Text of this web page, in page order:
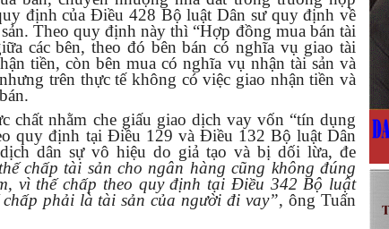
định của Điều 428 Bộ luật Dân sư quy định về
Theo quy định này thì “Hợp đồng mua bán tài
các bên, theo đó bên bán có nghĩa vụ giao tài
tiền, còn bên mua có nghĩa vụ nhận tài sản và
trên thực tế không có việc giao nhận tiền và
chất nhằm che giấu giao dịch vay vốn “tín dụng
quy định tại Điều 129 và Điều 132 Bộ luật Dân
dân sự vô hiệu do giả tạo và bị dối lừa, đe
chấp tài sản cho ngân hàng cũng không đúng
vì thế chấp theo quy định tại Điều 342 Bộ luật
phải là tài sản của người đi vay”, ông Tuấn